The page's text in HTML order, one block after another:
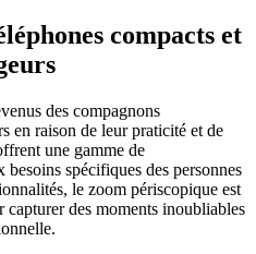
compacts et
des compagnons
en raison de leur praticité et de
une gamme de
spécifiques des personnes
le zoom périscopique est
capturer des moments inoubliables